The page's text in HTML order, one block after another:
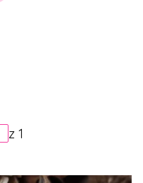
z 1